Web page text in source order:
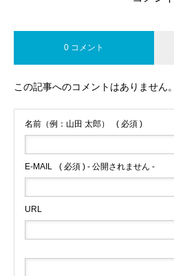
0 コメント
この記事へのコメントはありません。
名前（例：山田 太郎） ( 必須 )
E-MAIL ( 必須 ) - 公開されません -
URL